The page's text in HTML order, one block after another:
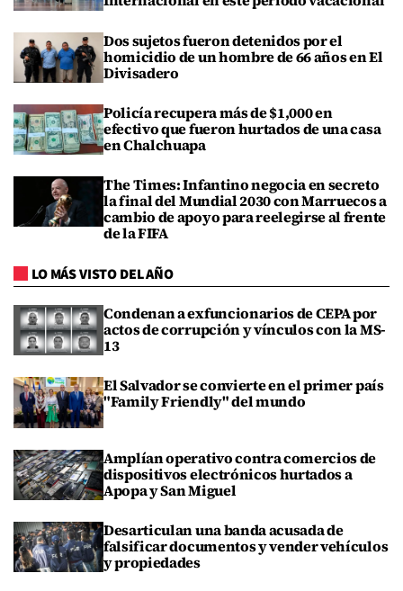
Dos sujetos fueron detenidos por el
homicidio de un hombre de 66 años en El
Divisadero
Policía recupera más de $1,000 en
efectivo que fueron hurtados de una casa
en Chalchuapa
The Times: Infantino negocia en secreto
la final del Mundial 2030 con Marruecos a
cambio de apoyo para reelegirse al frente
de la FIFA
LO MÁS VISTO DEL AÑO
Condenan a exfuncionarios de CEPA por
actos de corrupción y vínculos con la MS-
13
El Salvador se convierte en el primer país
"Family Friendly" del mundo
Amplían operativo contra comercios de
dispositivos electrónicos hurtados a
Apopa y San Miguel
Desarticulan una banda acusada de
falsificar documentos y vender vehículos
y propiedades